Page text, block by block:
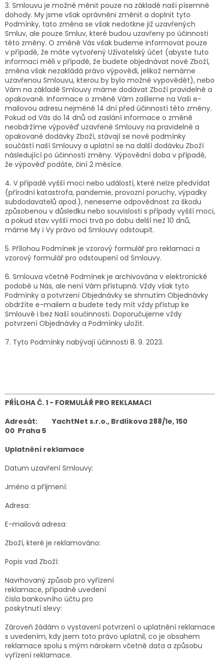
3. Smlouvu je možné měnit pouze na základě naší písemné
dohody. My jsme však oprávněni změnit a doplnit tyto
Podmínky, tato změna se však nedotkne již uzavřených
Smluv, ale pouze Smluv, které budou uzavřeny po účinnosti
této změny. O změně Vás však budeme informovat pouze
v případě, že máte vytvořený Uživatelský účet (abyste tuto
informaci měli v případě, že budete objednávat nové Zboží,
změna však nezakládá právo výpovědi, jelikož nemáme
uzavřenou Smlouvu, kterou by bylo možné vypovědět), nebo
Vám na základě Smlouvy máme dodávat Zboží pravidelně a
opakovaně. Informace o změně Vám zašleme na Vaši e-
mailovou adresu nejméně 14 dní před účinností této změny.
Pokud od Vás do 14 dnů od zaslání informace o změně
neobdržíme výpověď uzavřené Smlouvy na pravidelné a
opakované dodávky Zboží, stávají se nové podmínky
součástí naší Smlouvy a uplatní se na další dodávku Zboží
následující po účinnosti změny. Výpovědní doba v případě,
že výpověď podáte, činí 2 měsíce.
4. V případě vyšší moci nebo událostí, které nelze předvídat
(přírodní katastrofa, pandemie, provozní poruchy, výpadky
subdodavatelů apod.), neneseme odpovědnost za škodu
způsobenou v důsledku nebo souvislosti s případy vyšší moci,
a pokud stav vyšší moci trvá po dobu delší než 10 dnů,
máme My i Vy právo od Smlouvy odstoupit.
5. Přílohou Podmínek je vzorový formulář pro reklamaci a
vzorový formulář pro odstoupení od Smlouvy.
6. Smlouva včetně Podmínek je archivována v elektronické
podobě u Nás, ale není Vám přístupná. Vždy však tyto
Podmínky a potvrzení Objednávky se shrnutím Objednávky
obdržíte e-mailem a budete tedy mít vždy přístup ke
Smlouvě i bez Naší součinnosti. Doporučujeme vždy
potvrzení Objednávky a Podmínky uložit.
7. Tyto Podmínky nabývají účinnosti 8. 9. 2023.
PŘÍLOHA Č. 1 - FORMULÁŘ PRO REKLAMACI
Adresát:
YachtNet s.r.o., Brdlíkova 288/1e, 150
00 Praha 5
Uplatnění reklamace
Datum uzavření Smlouvy:
Jméno a příjmení:
Adresa:
E-mailová adresa:
Zboží, které je reklamováno:
Popis vad Zboží:
Navrhovaný způsob pro vyřízení
reklamace, případně uvedení
čísla bankovního účtu pro
poskytnutí slevy:
Zároveň žádám o vystavení potvrzení o uplatnění reklamace
s uvedením, kdy jsem toto právo uplatnil, co je obsahem
reklamace spolu s mým nárokem včetně data a způsobu
vyřízení reklamace.